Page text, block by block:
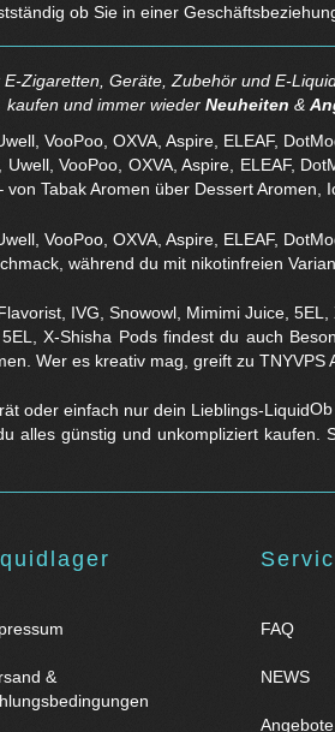
ob Sie in einer
Zigaretten, Geräte, Zubehör und E-
kaufen und immer wieder Neuheiten &
VooPoo, OXVA, Aspire, ELEAF,
Tabak Aromen über Dessert
während du mit nikotinfreien
X-Shisha Pods findest du auch
Wer es kreativ mag, greift zu TNYVPS
alles günstig und unkompliziert kaufen.
&
FAQ
NEWS
Angebote